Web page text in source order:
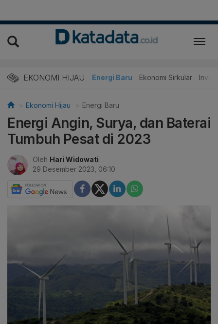
EKONOMI HIJAU Energi Baru Ekonomi Sirkular
Ekonomi Hijau Energi Baru
Energi Angin, Surya, dan Baterai
Tumbuh Pesat di 2023
Oleh Hari Widowati
29 Desember 2023, 06:10